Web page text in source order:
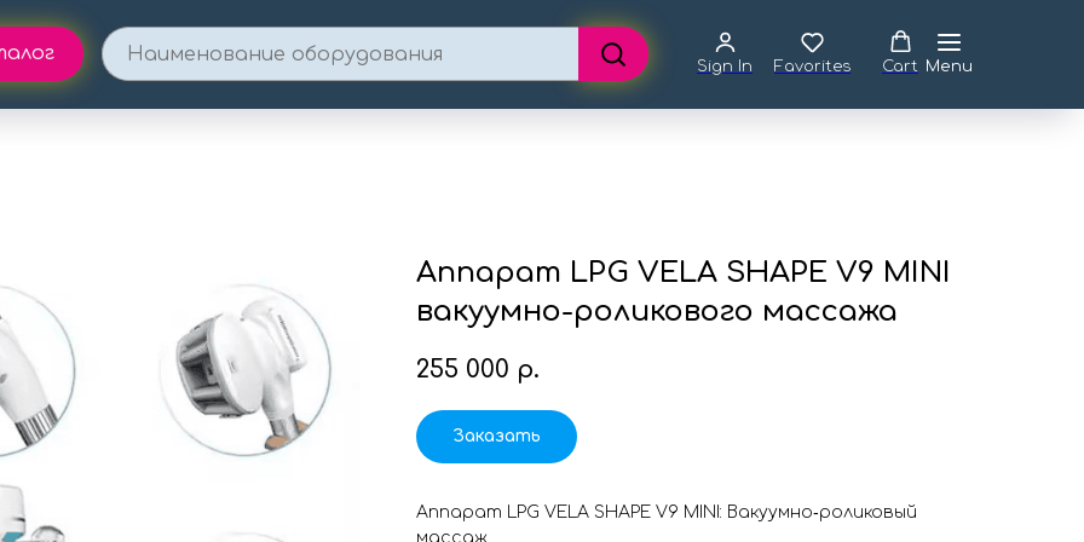
Sign In Favorites Cart Menu
Аппарат LPG VELA SHAPE V9 MINI
вакуумно-роликового массажа
255 000 р.
Заказать
Аппарат LPG VELA SHAPE V9 MINI: Вакуумно‑роликовый
массаж